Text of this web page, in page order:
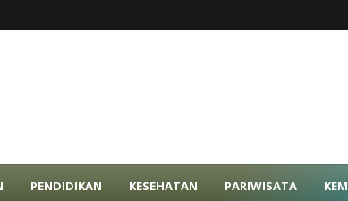
PENDIDIKAN KESEHATAN PARIWISATA